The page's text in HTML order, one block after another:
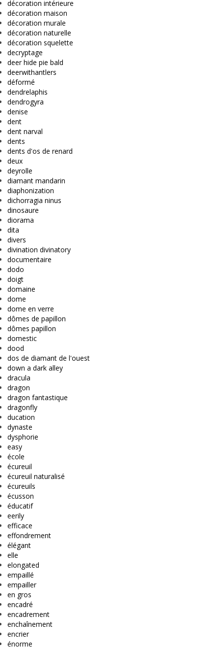
décoration intérieure
décoration maison
décoration murale
décoration naturelle
décoration squelette
decryptage
deer hide pie bald
deerwithantlers
déformé
dendrelaphis
dendrogyra
denise
dent
dent narval
dents
dents d'os de renard
deux
deyrolle
diamant mandarin
diaphonization
dichorragia ninus
dinosaure
diorama
dita
divers
divination divinatory
documentaire
dodo
doigt
domaine
dome
dome en verre
dômes de papillon
dômes papillon
domestic
dood
dos de diamant de l'ouest
down a dark alley
dracula
dragon
dragon fantastique
dragonfly
ducation
dynaste
dysphorie
easy
école
écureuil
écureuil naturalisé
écureuils
écusson
éducatif
eerily
efficace
effondrement
élégant
elle
elongated
empaillé
empailler
en gros
encadré
encadrement
enchaînement
encrier
énorme